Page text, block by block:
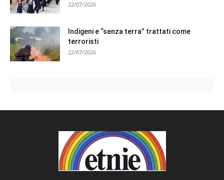
22/07/2026
Indigeni e “senza terra” trattati come
terroristi
22/07/2026